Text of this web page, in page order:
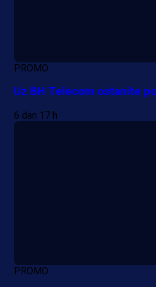
PROMO
Uz BH Telecom ostanite
6 dan 17 h
PROMO